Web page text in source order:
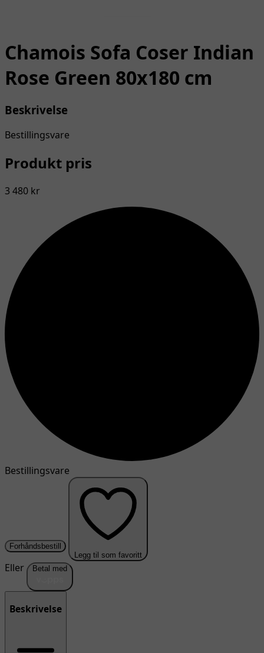
Chamois Sofa Coser Indian
Rose Green 80x180 cm
Beskrivelse
Bestillingsvare
Produkt pris
3 480 kr
Bestillingsvare
Forhåndsbestill
Legg til som favoritt
Eller Betal med
Beskrivelse